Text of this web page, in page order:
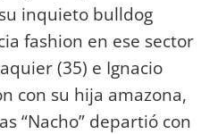
inquieto bulldog
fashion en ese sector
(35) e Ignacio
con su hija amazona,
“Nacho” departió con